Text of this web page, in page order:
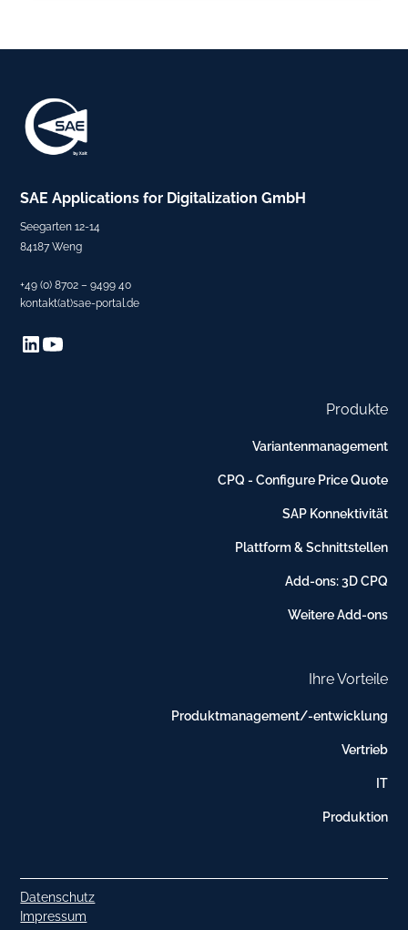
SAEApplications for Digitalization GmbH
Seegarten 12-14
84187 Weng
+49 (0) 8702 – 9499 40
kontakt(at)sae-portal.de
Produkte
Variantenmanagement
CPQ - Configure Price Quote
SAP Konnektivität
Plattform & Schnittstellen
Add-ons: 3D CPQ
Weitere Add-ons
Ihre Vorteile
Produktmanagement/-entwicklung
Vertrieb
IT
Produktion
Datenschutz
Impressum